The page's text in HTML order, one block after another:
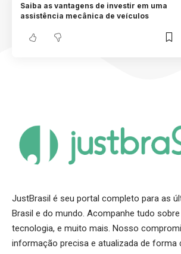
Saiba as vantagens de investir em uma
assistência mecânica de veículos
JustBrasil é seu portal completo para as
Brasil e do mundo. Acompanhe tudo
tecnologia, e muito mais. Nosso
informação precisa e atualizada de forma